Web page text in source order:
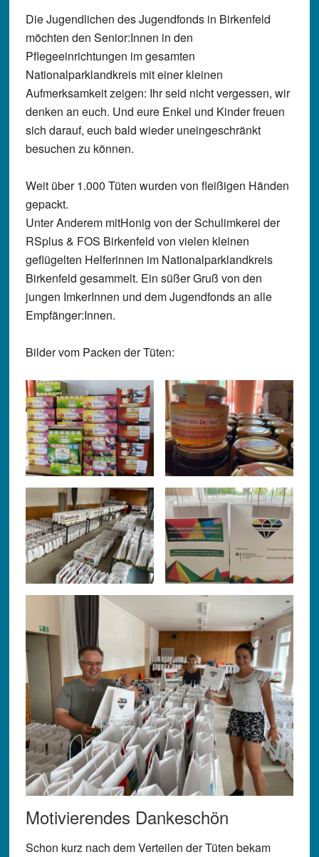
Die Jugendlichen des Jugendfonds in Birkenfeld
möchten den Senior:Innen in den
Pflegeeinrichtungen im gesamten
Nationalparklandkreis mit einer kleinen
Aufmerksamkeit zeigen: Ihr seid nicht vergessen, wir
denken an euch. Und eure Enkel und Kinder freuen
sich darauf, euch bald wieder uneingeschränkt
besuchen zu können.
Weit über 1.000 Tüten wurden von fleißigen Händen
gepackt.
Unter Anderem mitHonig von der Schulimkerei der
RSplus & FOS Birkenfeld von vielen kleinen
geflügelten Helferinnen im Nationalparklandkreis
Birkenfeld gesammelt. Ein süßer Gruß von den
jungen ImkerInnen und dem Jugendfonds an alle
Empfänger:Innen.
Bilder vom Packen der Tüten:
Motivierendes Dankeschön
Schon kurz nach dem Verteilen der Tüten bekam